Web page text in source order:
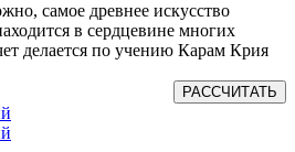
самое древнее искусство
в сердцевине многих
делается по учению Карам Крия
РАССЧИТАТЬ